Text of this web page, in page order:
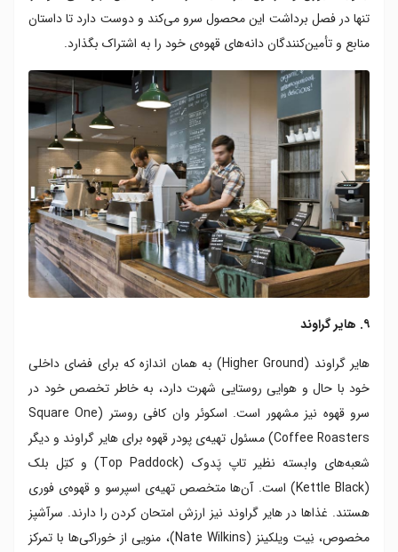
تنها در فصل برداشت این محصول سرو می‌کند و دوست دارد تا داستان
منابع و تأمین‌کنندگان دانه‌های قهوه‌ی خود را به اشتراک بگذارد.
۹. هایر گراوند
هایر گراوند (Higher Ground) به همان اندازه که برای فضای داخلی
خود با حال و هوایی روستایی شهرت دارد، به خاطر تخصص خود در
سرو قهوه نیز مشهور است. اسکوئر وان کافی روستر (Square One
Coffee Roasters) مسئول تهیه‌ی پودر قهوه برای هایر گراوند و دیگر
شعبه‌های وابسته نظیر تاپ پَدوک (Top Paddock) و کتِل بلک
(Kettle Black) است. آن‌ها متخصص تهیه‌ی اسپرسو و قهوه‌ی فوری
هستند. غذاها در هایر گراوند نیز ارزش امتحان کردن را دارند. سرآشپز
مخصوص، نِیت ویلکینز (Nate Wilkins)، منویی از خوراکی‌ها با تمرکز